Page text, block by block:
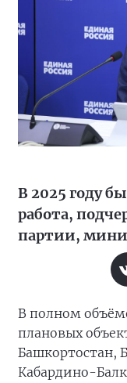
В 2025 году
работа,
партии,
В полном
плановых
Башкортостан,
Кабардино-